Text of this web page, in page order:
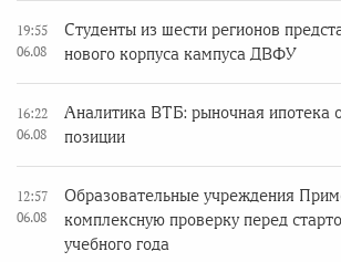
19:55
06.08
Студенты из шести регионов
нового корпуса кампуса ДВФУ
16:22
06.08
Аналитика ВТБ: рыночная ипотека
позиции
12:57
06.08
Образовательные учреждения
комплексную проверку перед
учебного года